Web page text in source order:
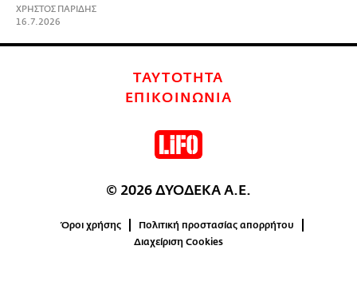
ΧΡΗΣΤΟΣ ΠΑΡΙΔΗΣ
16.7.2026
ΤΑΥΤΟΤΗΤΑ
ΕΠΙΚΟΙΝΩΝΙΑ
© 2026 ΔΥΟΔΕΚΑ Α.Ε.
Όροι χρήσης
Πολιτική προστασίας απορρήτου
Διαχείριση Cookies